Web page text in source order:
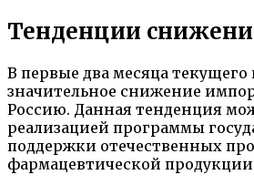
Тенденции
В первые два месяца текущего
значительное снижение
Россию. Данная тенденция
реализацией программы
поддержки отечественных
фармацевтической